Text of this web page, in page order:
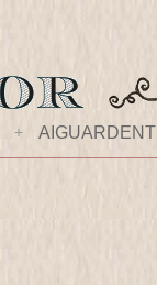
+ AIGUARDENT